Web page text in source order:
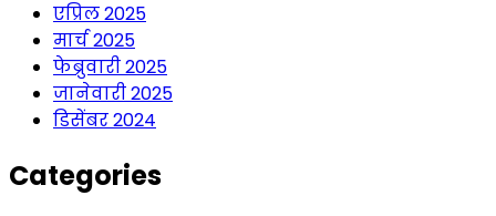
एप्रिल 2025
मार्च 2025
फेब्रुवारी 2025
जानेवारी 2025
डिसेंबर 2024
Categories